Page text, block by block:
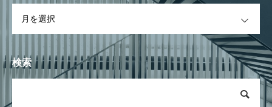
検索